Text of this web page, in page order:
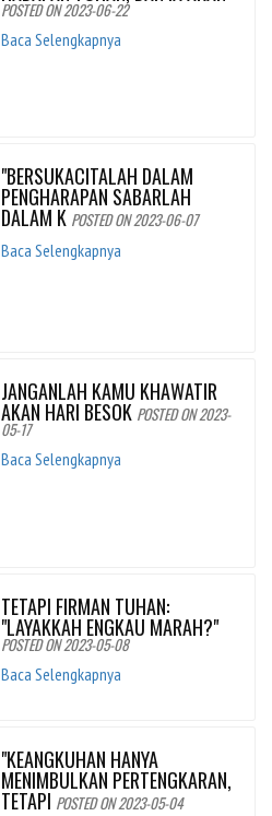
POSTED ON 2023-06-22
Baca Selengkapnya
"BERSUKACITALAH DALAM
PENGHARAPAN SABARLAH
DALAM K POSTED ON 2023-06-07
Baca Selengkapnya
JANGANLAH KAMU KHAWATIR
AKAN HARI BESOK POSTED ON 2023-
05-17
Baca Selengkapnya
TETAPI FIRMAN TUHAN:
"LAYAKKAH ENGKAU MARAH?"
POSTED ON 2023-05-08
Baca Selengkapnya
"KEANGKUHAN HANYA
MENIMBULKAN PERTENGKARAN,
TETAPI POSTED ON 2023-05-04